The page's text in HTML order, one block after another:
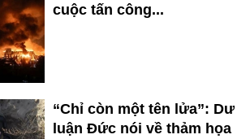
cuộc tấn công...
“Chỉ còn một tên lửa”: Dư
luận Đức nói về thảm họa